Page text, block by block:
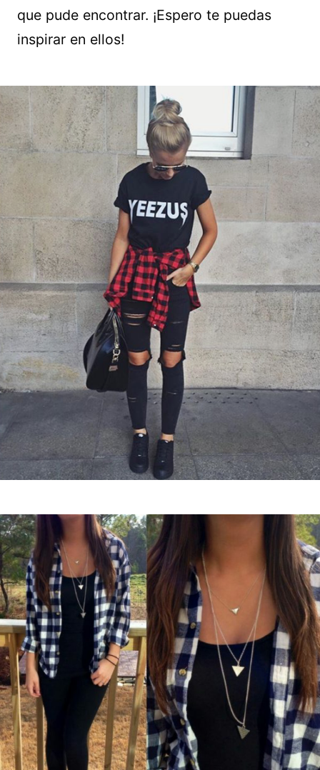
que pude encontrar. ¡Espero te puedas
inspirar en ellos!